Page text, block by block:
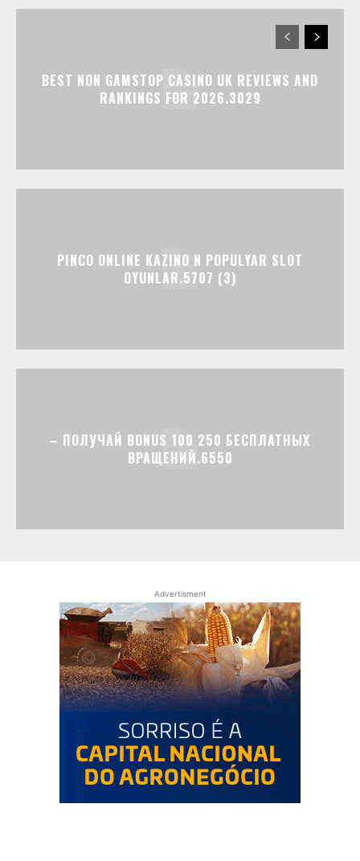
BEST NON GAMSTOP CASINO UK REVIEWS AND
RANKINGS FOR 2026.3029
PINCO ONLINE KAZINO N POPULYAR SLOT
OYUNLAR.5707 (3)
– ПОЛУЧАЙ BONUS 100 250 БЕСПЛАТНЫХ
ВРАЩЕНИЙ.6550
Advertisment